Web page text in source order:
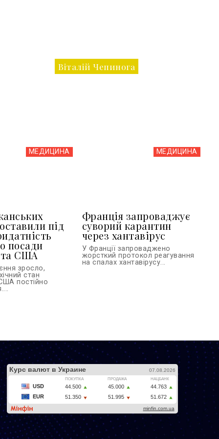
Віталій Чепинога
МЕДИЦИНА
під
посади
США
зросло,
стан
постійно
МЕДИЦИНА
Франція запроваджує
суворий карантин
через хантавірус
У Франції запроваджено
жорсткий протокол реагування
на спалах хантавірусу...